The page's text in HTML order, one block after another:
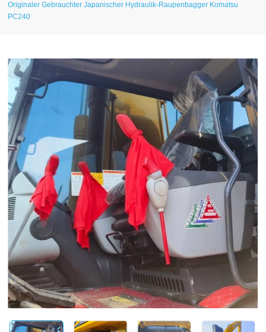
Originaler Gebrauchter Japanischer Hydraulik-Raupenbagger Komatsu
PC240